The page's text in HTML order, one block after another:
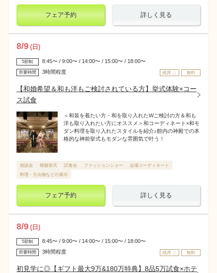
フェア予約 詳しく見る
8/9 (日)
残席 △ 無料
5部制 8:45〜 / 9:00〜 / 14:00〜 / 15:00〜 / 18:00〜
所要時間 3時間程度
【和婚希望＆和も洋もご検討されている方】挙式体験×コー
ス試食
＜和装を着たい方・和を取り入れたWご検討の方＆和も
洋も取り入れたい方にオススメ＞和コーディネート×和モ
ダン料理を取り入れたスタイルを紹介♪館内の神殿での本
格的な神前挙式もモダンな雰囲気で叶う！
相談会 模擬挙式 試食会 ファッションショー
会場コーディネート
料理・引出物などの展示
フェア予約 詳しく見る
8/9 (日)
残席 △ 無料
5部制 8:45〜 / 9:00〜 / 14:00〜 / 15:00〜 / 18:00〜
所要時間 3時間程度
初見学に◎【ギフト最大9万&180万特典】8品5万試食×ホテ